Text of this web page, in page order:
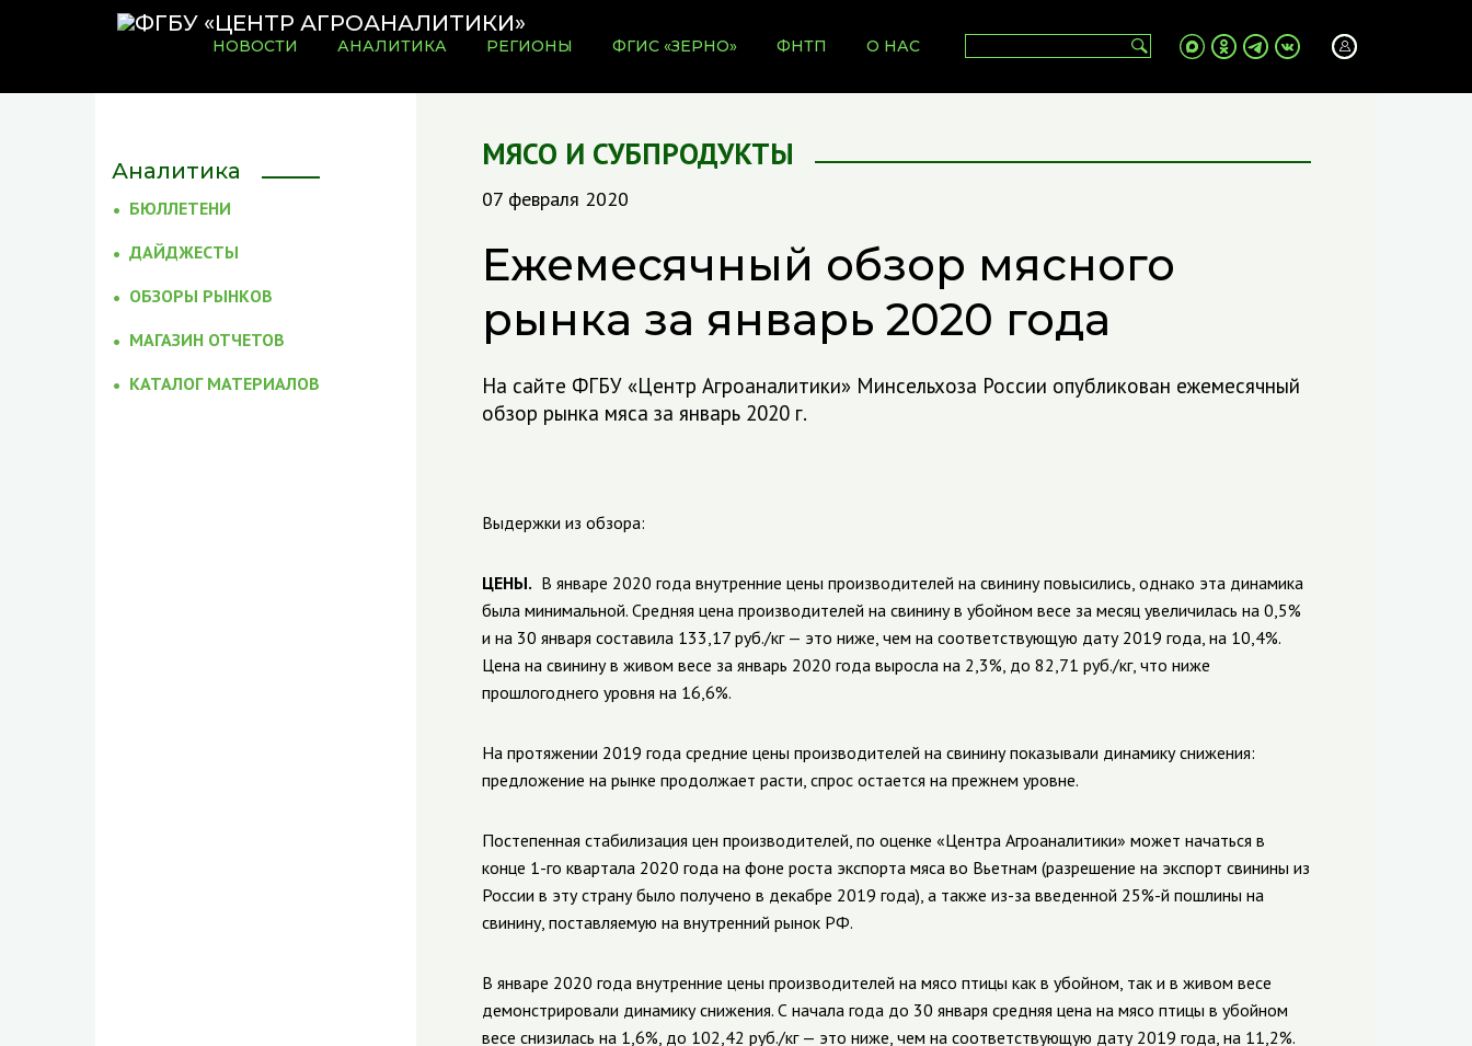
НОВОСТИ АНАЛИТИКА РЕГИОНЫ ФГИС «ЗЕРНО» ФНТП О НАС
Аналитика
БЮЛЛЕТЕНИ
ДАЙДЖЕСТЫ
ОБЗОРЫ РЫНКОВ
МАГАЗИН ОТЧЕТОВ
КАТАЛОГ МАТЕРИАЛОВ
МЯСО И СУБПРОДУКТЫ
07 февраля 2020
Ежемесячный обзор мясного
рынка за январь 2020 года
На сайте ФГБУ «Центр Агроаналитики» Минсельхоза России опубликован ежемесячный
обзор рынка мяса за январь 2020 г.
Выдержки из обзора:
ЦЕНЫ. В январе 2020 года внутренние цены производителей на свинину повысились, однако эта динамика
была минимальной. Средняя цена производителей на свинину в убойном весе за месяц увеличилась на 0,5%
и на 30 января составила 133,17 руб./кг — это ниже, чем на соответствующую дату 2019 года, на 10,4%.
Цена на свинину в живом весе за январь 2020 года выросла на 2,3%, до 82,71 руб./кг, что ниже
прошлогоднего уровня на 16,6%.
На протяжении 2019 года средние цены производителей на свинину показывали динамику снижения:
предложение на рынке продолжает расти, спрос остается на прежнем уровне.
Постепенная стабилизация цен производителей, по оценке «Центра Агроаналитики» может начаться в
конце 1-го квартала 2020 года на фоне роста экспорта мяса во Вьетнам (разрешение на экспорт свинины из
России в эту страну было получено в декабре 2019 года), а также из-за введенной 25%-й пошлины на
свинину, поставляемую на внутренний рынок РФ.
В январе 2020 года внутренние цены производителей на мясо птицы как в убойном, так и в живом весе
демонстрировали динамику снижения. С начала года до 30 января средняя цена на мясо птицы в убойном
весе снизилась на 1,6%, до 102,42 руб./кг — это ниже, чем на соответствующую дату 2019 года, на 11,2%.